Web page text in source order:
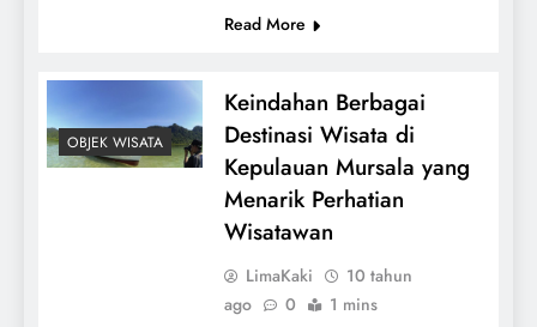
Read More
OBJEK WISATA
Keindahan Berbagai
Destinasi Wisata di
Kepulauan Mursala yang
Menarik Perhatian
Wisatawan
LimaKaki
10 tahun
ago
0 1 mins